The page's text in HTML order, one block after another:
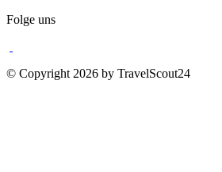
Folge uns
© Copyright 2026 by TravelScout24